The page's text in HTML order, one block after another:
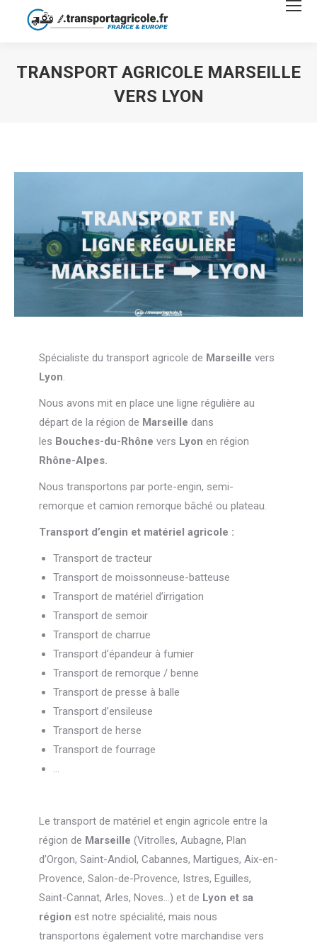
TRANSPORT AGRICOLE MARSEILLE
VERS LYON
Spécialiste du transport agricole de Marseille vers
Lyon.
Nous avons mit en place une ligne régulière au
départ de la région de Marseille dans
les Bouches-du-Rhône vers Lyon en région
Rhône-Alpes.
Nous transportons par porte-engin, semi-
remorque et camion remorque bâché ou plateau.
Transport d’engin et matériel agricole :
Transport de tracteur
Transport de moissonneuse-batteuse
Transport de matériel d’irrigation
Transport de semoir
Transport de charrue
Transport d’épandeur à fumier
Transport de remorque / benne
Transport de presse à balle
Transport d’ensileuse
Transport de herse
Transport de fourrage
…
Le transport de matériel et engin agricole entre la
région de Marseille (Vitrolles, Aubagne, Plan
d’Orgon, Saint-Andiol, Cabannes, Martigues, Aix-en-
Provence, Salon-de-Provence, Istres, Eguilles,
Saint-Cannat, Arles, Noves…) et de Lyon et sa
région est notre spécialité, mais nous
transportons également votre marchandise vers